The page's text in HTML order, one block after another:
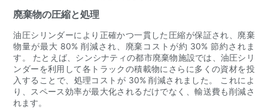
廃棄物の圧縮と処理
油圧シリンダーにより正確かつ一貫した圧縮が保証され、廃棄
物量が最大 80% 削減され、廃棄コストが約 30% 節約されま
す。 たとえば、シンシナティの都市廃棄物施設では、油圧シリ
ンダーを利用して各トラックの積載物にさらに多くの資材を投
入することで、処理コストが 30% 削減されました。 これによ
り、スペース効率が最大化されるだけでなく、輸送費も削減さ
れます。